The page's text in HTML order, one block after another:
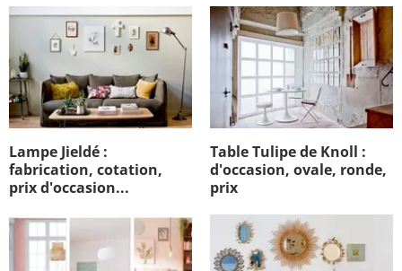
Lampe Jieldé :
fabrication, cotation,
prix d'occasion...
Table Tulipe de Knoll :
d'occasion, ovale, ronde,
prix